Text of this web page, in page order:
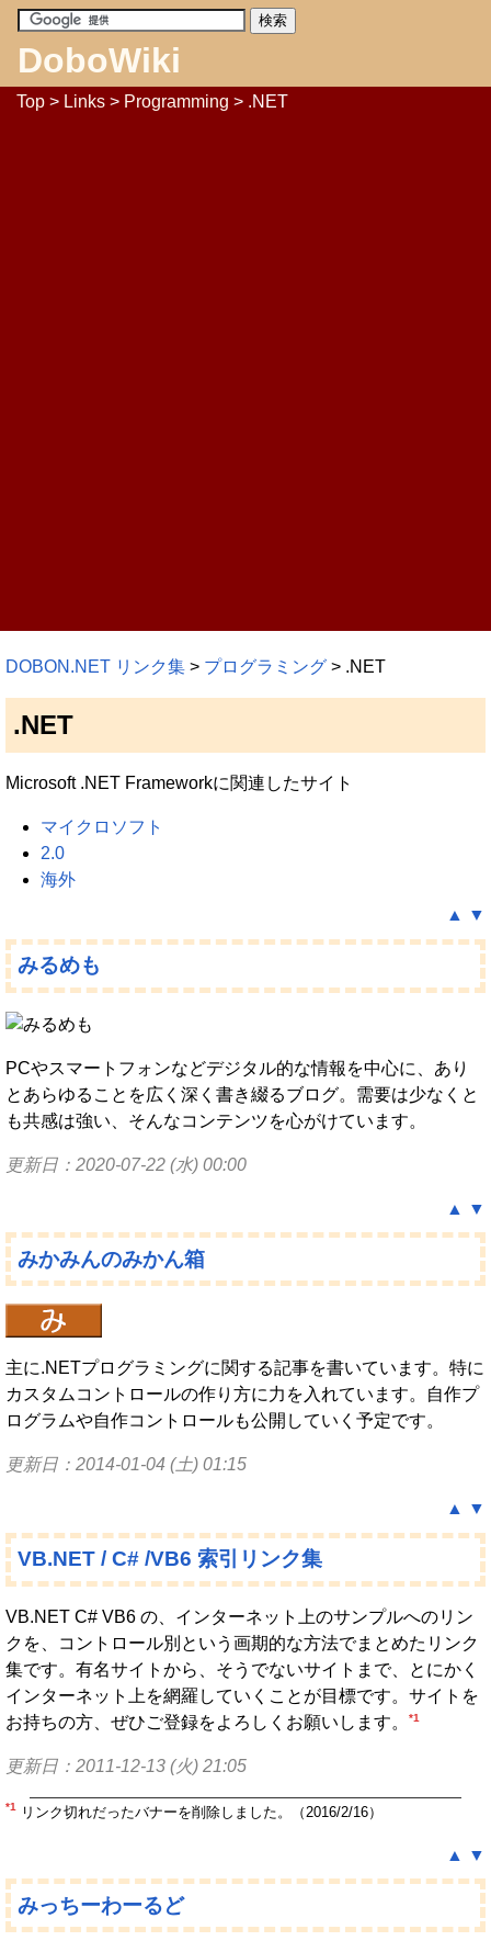
DoboWiki
Top > Links > Programming > .NET
DOBON.NET リンク集 > プログラミング > .NET
.NET
Microsoft .NET Frameworkに関連したサイト
マイクロソフト
2.0
海外
▲
▼
みるめも
PCやスマートフォンなどデジタル的な情報を中心に、あり
とあらゆることを広く深く書き綴るブログ。需要は少なくと
も共感は強い、そんなコンテンツを心がけています。
更新日：2020-07-22 (水) 00:00
▲ ▼
みかみんのみかん箱
主に.NETプログラミングに関する記事を書いています。特に
カスタムコントロールの作り方に力を入れています。自作プ
ログラムや自作コントロールも公開していく予定です。
更新日：2014-01-04 (土) 01:15
▲ ▼
VB.NET / C# /VB6 索引リンク集
VB.NET C# VB6 の、インターネット上のサンプルへのリン
クを、コントロール別という画期的な方法でまとめたリンク
集です。有名サイトから、そうでないサイトまで、とにかく
インターネット上を網羅していくことが目標です。サイトを
お持ちの方、ぜひご登録をよろしくお願いします。
*1
更新日：2011-12-13 (火) 21:05
*1 リンク切れだったバナーを削除しました。（2016/2/16）
▲ ▼
みっちーわーるど